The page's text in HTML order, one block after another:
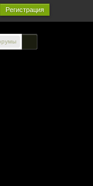
Регистрация